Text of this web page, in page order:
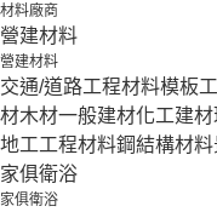
材料廠商
營建材料
營建材料
交通/道路工程材料模板
材木材一般建材化工建材
地工工程材料鋼結構材料
家俱衛浴
家俱衛浴